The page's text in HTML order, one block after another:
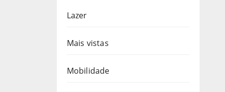
Lazer
Mais vistas
Mobilidade